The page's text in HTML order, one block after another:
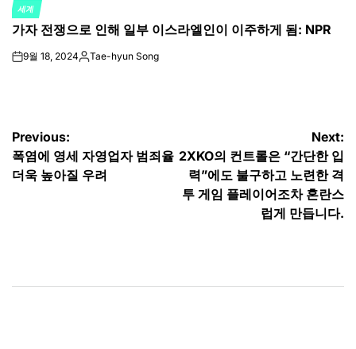
POSTED
IN
세계
가자 전쟁으로 인해 일부 이스라엘인이 이주하게 됨: NPR
on9월 18, 2024Posted
Tae-hyun Song
글
탐
Previous:
폭염에 영세 자영업자 범죄율
더욱 높아질 우려
Next:
2XKO의 컨트롤은 “간단한 입
력”에도 불구하고 노련한 격
투 게임 플레이어조차 혼란스
럽게 만듭니다.